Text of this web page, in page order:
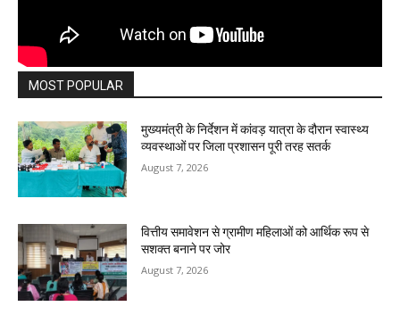
MOST POPULAR
मुख्यमंत्री के निर्देशन में कांवड़ यात्रा के दौरान स्वास्थ्य
व्यवस्थाओं पर जिला प्रशासन पूरी तरह सतर्क
August 7, 2026
वित्तीय समावेशन से ग्रामीण महिलाओं को आर्थिक रूप से
सशक्त बनाने पर जोर
August 7, 2026